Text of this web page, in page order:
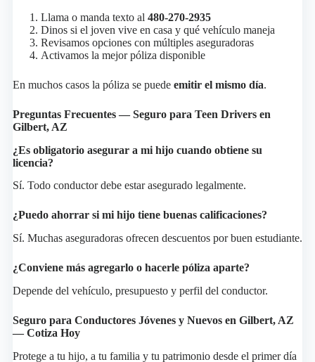
Llama o manda texto al 480-270-2935
Dinos si el joven vive en casa y qué vehículo maneja
Revisamos opciones con múltiples aseguradoras
Activamos la mejor póliza disponible
En muchos casos la póliza se puede emitir el mismo día.
Preguntas Frecuentes — Seguro para Teen Drivers en
Gilbert, AZ
¿Es obligatorio asegurar a mi hijo cuando obtiene su
licencia?
Sí. Todo conductor debe estar asegurado legalmente.
¿Puedo ahorrar si mi hijo tiene buenas calificaciones?
Sí. Muchas aseguradoras ofrecen descuentos por buen estudiante.
¿Conviene más agregarlo o hacerle póliza aparte?
Depende del vehículo, presupuesto y perfil del conductor.
Seguro para Conductores Jóvenes y Nuevos en Gilbert, AZ
— Cotiza Hoy
Protege a tu hijo, a tu familia y tu patrimonio desde el primer día